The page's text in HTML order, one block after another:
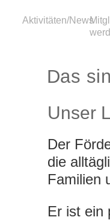
Aktivitäten/News
Das
Unser
Der
die
Familien
Er ist ein